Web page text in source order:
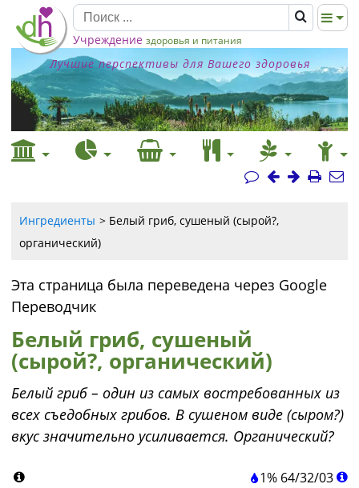
Учреждение здоровья и питания
Лучшие перспективы для Вашего здоровья
Ингредиенты
Белый гриб, сушеный (сырой?,
органический)
Эта страница была переведена через Google
Переводчик
Белый гриб, сушеный
(сырой?, органический)
Белый гриб – один из самых востребованных из
всех съедобных грибов. В сушеном виде (сыром?)
вкус значительно усиливается. Органический?
1% 64/32/03